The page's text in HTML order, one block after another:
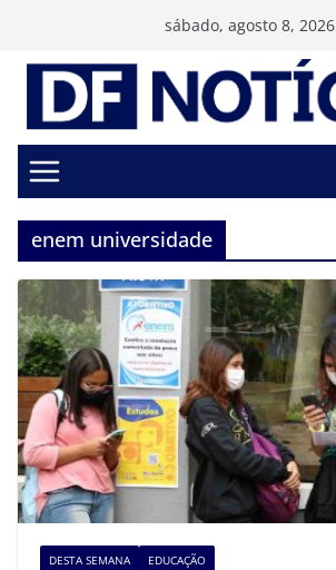
conteúdo
sábado, agosto 8, 2026
enem universidade
DESTA SEMANA EDUCAÇÃO